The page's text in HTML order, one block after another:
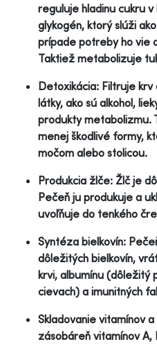
reguluje hladinu cukru
glykogén, ktorý slúži
prípade potreby ho vie
Taktiež metabolizuje
Detoxikácia: Filtruje
látky, ako sú alkohol,
produkty metabolizmu.
menej škodlivé formy,
močom alebo stolicou.
Produkcia žlče: Žlč je
Pečeň ju produkuje a
uvoľňuje do tenkého
Syntéza bielkovín:
dôležitých bielkovín,
krvi, albumínu (dôležitý
cievach) a imunitných
Skladovanie vitamínov
zásobáreň vitamínov A,